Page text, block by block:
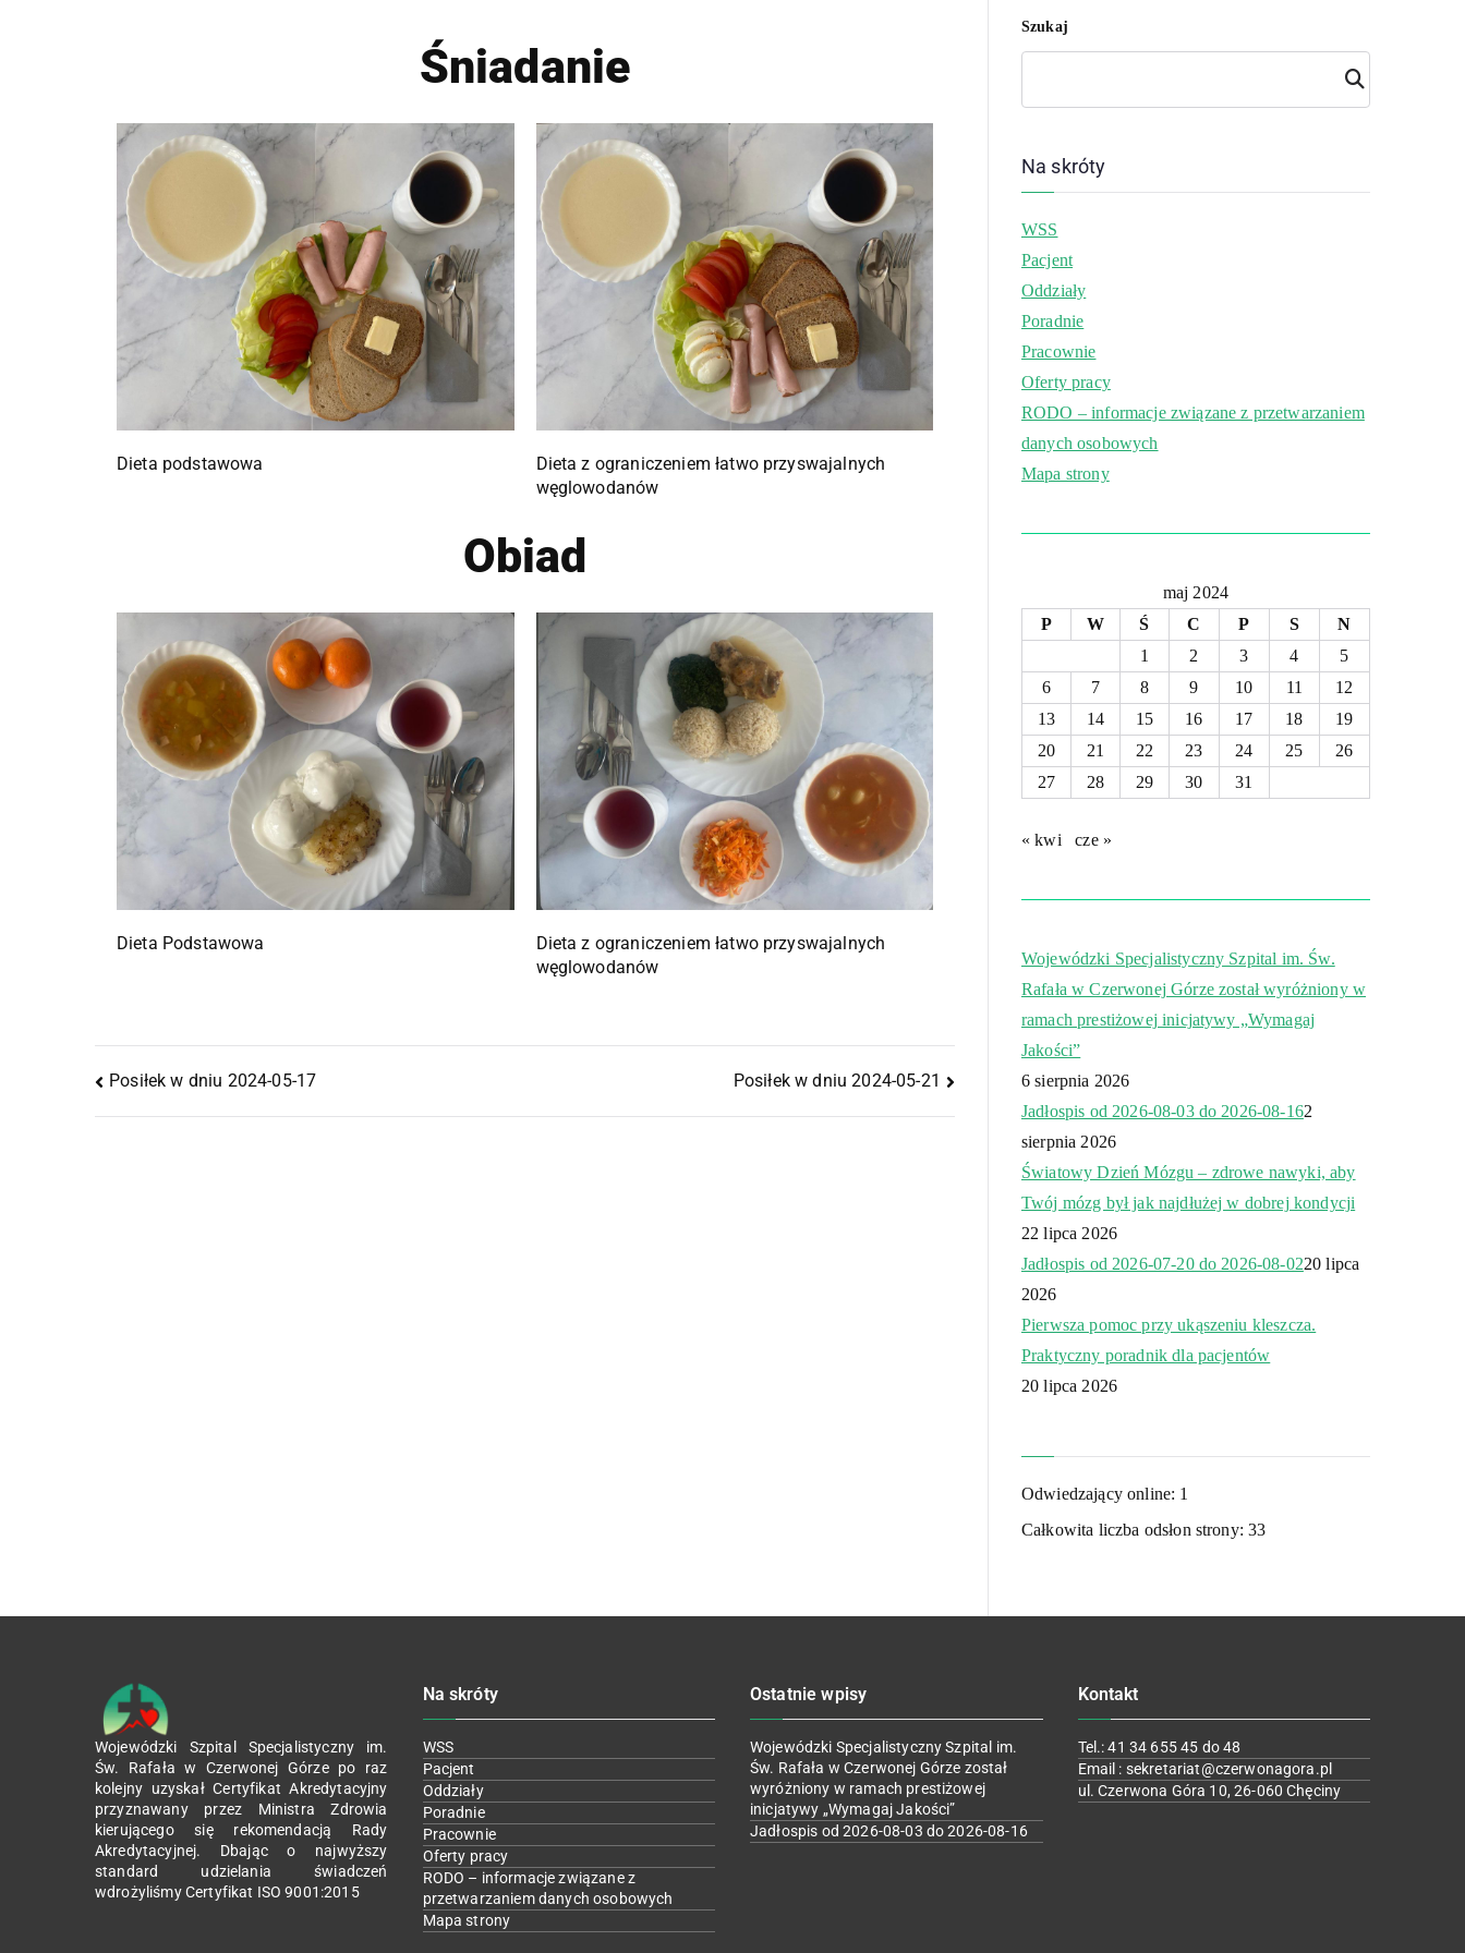
Śniadanie
Dieta podstawowa
Dieta z ograniczeniem łatwo przyswajalnych
węglowodanów
Obiad
Dieta Podstawowa
Dieta z ograniczeniem łatwo przyswajalnych
węglowodanów
Posiłek w dniu 2024-05-17 Posiłek w dniu 2024-05-21
Szukaj
Szuk
aj
Na skróty
WSS
Pacjent
Oddziały
Poradnie
Pracownie
Oferty pracy
RODO – informacje związane z przetwarzaniem
danych osobowych
Mapa strony
maj 2024
P
W Ś C P S
N
1
2 3 4
5
6
7 8 9 10 11
12
13
14 15 16 17 18
19
20
21 22 23 24 25
26
27
28 29 30 31
« kwi cze »
Wojewódzki Specjalistyczny Szpital im. Św.
Rafała w Czerwonej Górze został wyróżniony w
ramach prestiżowej inicjatywy „Wymagaj
Jakości”
6 sierpnia 2026
Jadłospis od 2026-08-03 do 2026-08-162
sierpnia 2026
Światowy Dzień Mózgu – zdrowe nawyki, aby
Twój mózg był jak najdłużej w dobrej kondycji
22 lipca 2026
Jadłospis od 2026-07-20 do 2026-08-0220 lipca
2026
Pierwsza pomoc przy ukąszeniu kleszcza.
Praktyczny poradnik dla pacjentów
20 lipca 2026
Odwiedzający online: 1
Całkowita liczba odsłon strony:33
Wojewódzki Szpital Specjalistyczny im.
Św. Rafała w Czerwonej Górze po raz
kolejny uzyskał Certyfikat Akredytacyjny
przyznawany przez Ministra Zdrowia
kierującego się rekomendacją Rady
Akredytacyjnej. Dbając o najwyższy
standard udzielania świadczeń
wdrożyliśmy Certyfikat ISO 9001:2015
Na skróty
WSS
Pacjent
Oddziały
Poradnie
Pracownie
Oferty pracy
RODO – informacje związane z
przetwarzaniem danych osobowych
Mapa strony
Ostatnie wpisy
Wojewódzki Specjalistyczny Szpital im.
Św. Rafała w Czerwonej Górze został
wyróżniony w ramach prestiżowej
inicjatywy „Wymagaj Jakości”
Jadłospis od 2026-08-03 do 2026-08-16
Kontakt
Tel.: 41 34 655 45 do 48
Email : sekretariat@czerwonagora.pl
ul. Czerwona Góra 10, 26-060 Chęciny